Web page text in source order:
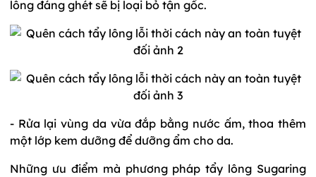
lông đáng ghét sẽ bị loại bỏ tận gốc.
- Rửa lại vùng da vừa đắp bằng nước ấm, thoa thêm
một lớp kem dưỡng để dưỡng ẩm cho da.
Những ưu điểm mà phương pháp tẩy lông Sugaring